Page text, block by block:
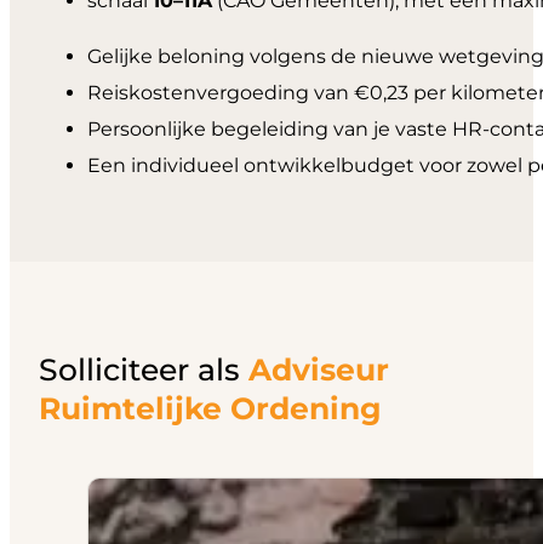
Gelijke beloning volgens de nieuwe
Reiskostenvergoeding van €0,23 per
Persoonlijke begeleiding van je vaste HR-
Een individueel ontwikkelbudget voor zowel
Solliciteer als Adviseur
Ruimtelijke Ordening